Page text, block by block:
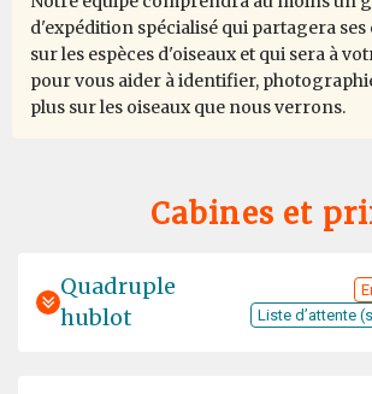
d'expédition spécialisé qui partagera
sur les espèces d'oiseaux et qui sera à
pour vous aider à identifier,
plus sur les oiseaux que nous verrons.
Cabines et
Quadruple
hublot
Liste d’attente